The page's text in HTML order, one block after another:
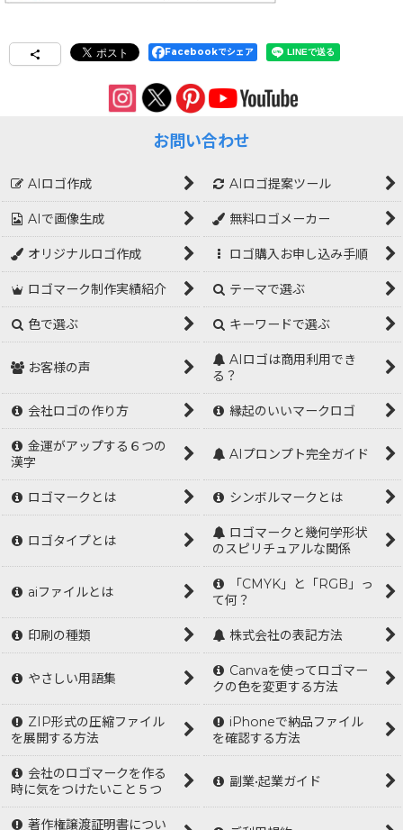
Facebookでシェア
お問い合わせ
AIロゴ作成 AIロゴ提案ツール
AIで画像生成 無料ロゴメーカー
オリジナルロゴ作成 ロゴ購入お申し込み手順
ロゴマーク制作実績紹介 テーマで選ぶ
色で選ぶ キーワードで選ぶ
お客様の声
AIロゴは商用利用でき
る？
会社ロゴの作り方 縁起のいいマークロゴ
金運がアップする６つの
漢字
AIプロンプト完全ガイド
ロゴマークとは シンボルマークとは
ロゴタイプとは
ロゴマークと幾何学形状
のスピリチュアルな関係
aiファイルとは
「CMYK」と「RGB」っ
て何？
印刷の種類 株式会社の表記方法
やさしい用語集
Canvaを使ってロゴマー
クの色を変更する方法
ZIP形式の圧縮ファイル
を展開する方法
iPhoneで納品ファイル
を確認する方法
会社のロゴマークを作る
時に気をつけたいこと５つ
副業•起業ガイド
著作権譲渡証明書につい